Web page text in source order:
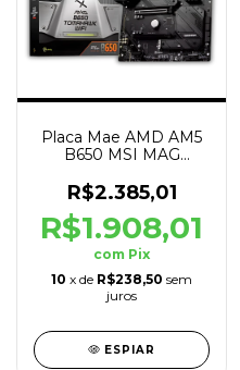
Placa Mae AMD AM5
B650 MSI MAG
HDMI 7º/8º/9°G
R$2.385,01
R$1.908,01
com Pix
10 x de R$238,50 sem
juros
ESPIAR